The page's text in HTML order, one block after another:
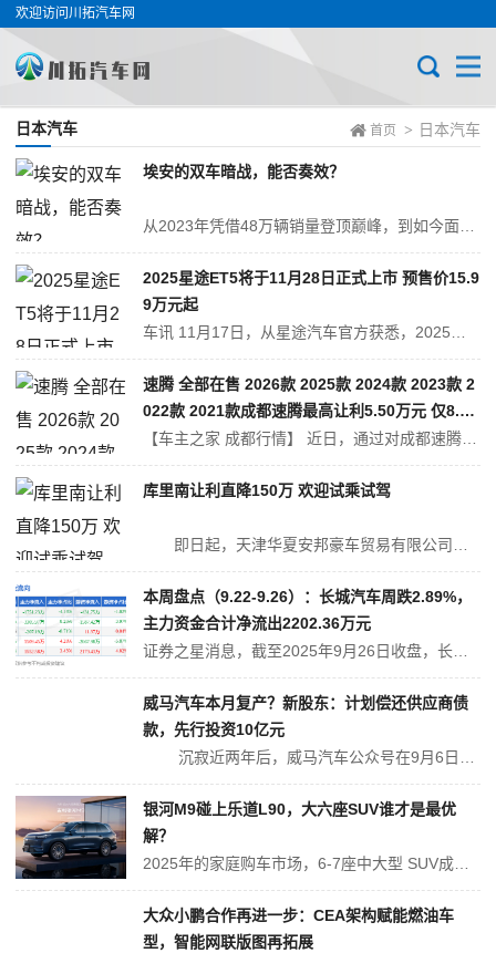
欢迎访问川拓汽车网
首页 > 日本汽车
日本汽车
埃安的双车暗战，能否奏效？
2025星途ET5将于11月28日正式上市 预售价15.9
9万元起
速腾 全部在售 2026款 2025款 2024款 2023款 2
022款 2021款成都速腾最高让利5.50万元 仅8.49
万可入手
库里南让利直降150万 欢迎试乘试驾
本周盘点（9.22-9.26）：长城汽车周跌2.89%，
主力资金合计净流出2202.36万元
威马汽车本月复产？新股东：计划偿还供应商债
款，先行投资10亿元
银河M9碰上乐道L90，大六座SUV谁才是最优
解？
大众小鹏合作再进一步：CEA架构赋能燃油车
型，智能网联版图再拓展